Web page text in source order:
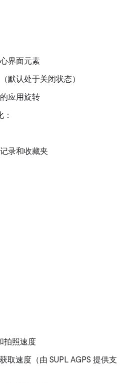
界面元素
默认处于关闭状态）
应用旋转
录和收藏夹
拍照速度
取速度（由 SUPL AGPS 提供支